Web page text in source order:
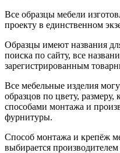
Все образцы мебели
проекту в единственном
Образцы имеют названия
поиска по сайту, все
зарегистрированным
Все мебельные изделия
образцов по цвету,
способами монтажа и
фурнитуры.
Способ монтажа и крепёж
выбирается